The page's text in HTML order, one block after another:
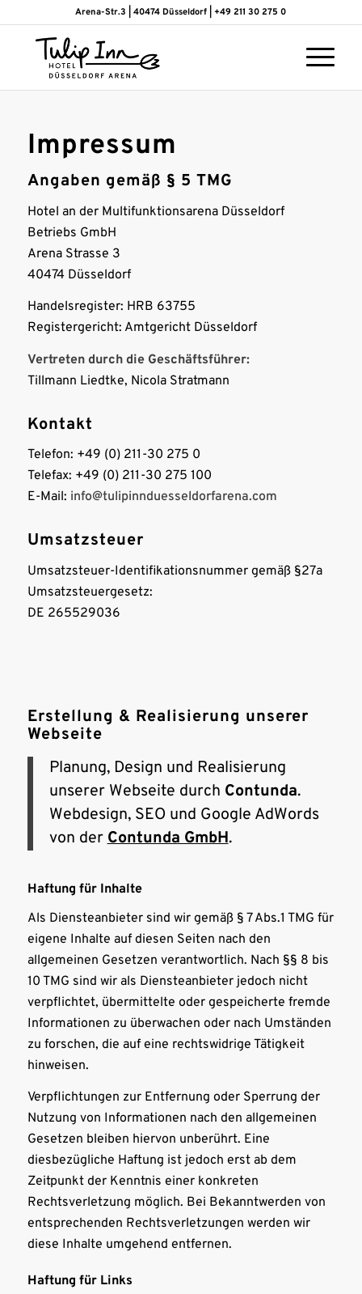
Arena-Str.3 | 40474 Düsseldorf | +49 211 30 275 0
Impressum
Angaben gemäß § 5 TMG
Hotel an der Multifunktionsarena Düsseldorf
Betriebs GmbH
Arena Strasse 3
40474 Düsseldorf
Handelsregister: HRB 63755
Registergericht: Amtgericht Düsseldorf
Vertreten durch die Geschäftsführer:
Tillmann Liedtke, Nicola Stratmann
Kontakt
Telefon: +49 (0) 211-30 275 0
Telefax: +49 (0) 211-30 275 100
E-Mail: info@tulipinnduesseldorfarena.com
Umsatzsteuer
Umsatzsteuer-Identifikationsnummer gemäß §27a
Umsatzsteuergesetz:
DE 265529036
Erstellung & Realisierung unserer
Webseite
Planung, Design und Realisierung
unserer Webseite durch Contunda.
Webdesign, SEO und Google AdWords
von derContunda GmbH.
Haftung für Inhalte
Als Diensteanbieter sind wir gemäß § 7 Abs.1 TMG für
eigene Inhalte auf diesen Seiten nach den
allgemeinen Gesetzen verantwortlich. Nach §§ 8 bis
10 TMG sind wir als Diensteanbieter jedoch nicht
verpflichtet, übermittelte oder gespeicherte fremde
Informationen zu überwachen oder nach Umständen
zu forschen, die auf eine rechtswidrige Tätigkeit
hinweisen.
Verpflichtungen zur Entfernung oder Sperrung der
Nutzung von Informationen nach den allgemeinen
Gesetzen bleiben hiervon unberührt. Eine
diesbezügliche Haftung ist jedoch erst ab dem
Zeitpunkt der Kenntnis einer konkreten
Rechtsverletzung möglich. Bei Bekanntwerden von
entsprechenden Rechtsverletzungen werden wir
diese Inhalte umgehend entfernen.
Haftung für Links